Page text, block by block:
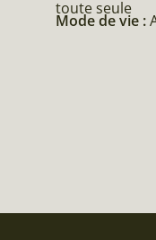
toute seule
Mode de vie :